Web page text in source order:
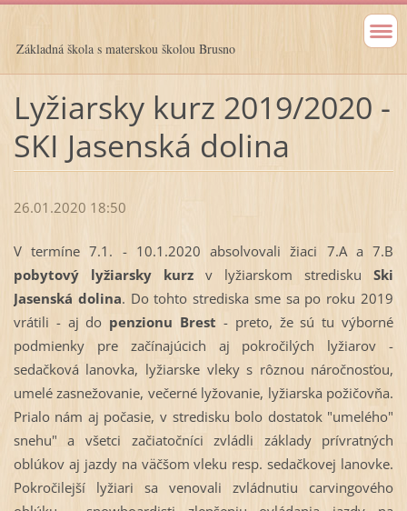
Základná škola s materskou školou Brusno
Lyžiarsky kurz 2019/2020 -
SKI Jasenská dolina
26.01.2020 18:50
V termíne 7.1. - 10.1.2020 absolvovali žiaci 7.A a 7.B
pobytový lyžiarsky kurz v lyžiarskom strediskuSki
Jasenská dolina. Do tohto strediska sme sa po roku 2019
vrátili - aj do penzionu Brest - preto, že sú tu výborné
podmienky pre začínajúcich aj pokročilých lyžiarov -
sedačková lanovka, lyžiarske vleky s rôznou náročnosťou,
umelé zasnežovanie, večerné lyžovanie, lyžiarska požičovňa.
Prialo nám aj počasie, v stredisku bolo dostatok "umelého"
snehu" a všetci začiatočníci zvládli základy prívratných
oblúkov aj jazdy na väčšom vleku resp. sedačkovej lanovke.
Pokročilejší lyžiari sa venovali zvládnutiu carvingového